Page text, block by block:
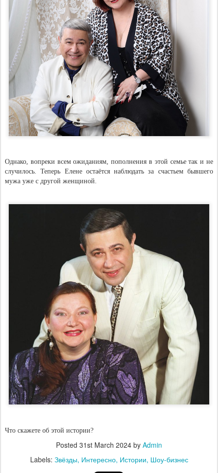
Однако, вопреки всем ожиданиям, пополнения в этой семье так и не
случилось. Теперь Елене остаётся наблюдать за счастьем бывшего
мужа уже с другой женщиной.
Что скажете об этой истории?
Posted 31st March 2024 by Admin
Labels: Звёзды Интересно Истории Шоу-бизнес